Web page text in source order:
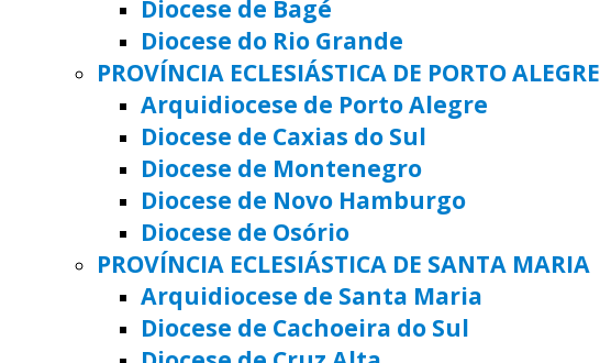
Diocese de Bagé
Diocese do Rio Grande
PROVÍNCIA ECLESIÁSTICA DE PORTO ALEGRE
Arquidiocese de Porto Alegre
Diocese de Caxias do Sul
Diocese de Montenegro
Diocese de Novo Hamburgo
Diocese de Osório
PROVÍNCIA ECLESIÁSTICA DE SANTA MARIA
Arquidiocese de Santa Maria
Diocese de Cachoeira do Sul